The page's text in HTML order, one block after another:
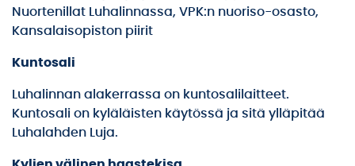
Nuortenillat Luhalinnassa, VPK:n nuoriso-osasto,
Kansalaisopiston piirit
Kuntosali
Luhalinnan alakerrassa on kuntosalilaitteet.
Kuntosali on kyläläisten käytössä ja sitä ylläpitää
Luhalahden Luja.